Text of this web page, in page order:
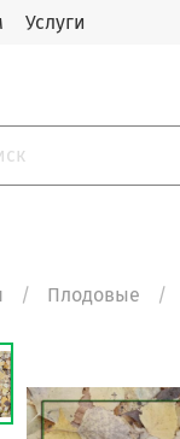
Услуги
Плодовые